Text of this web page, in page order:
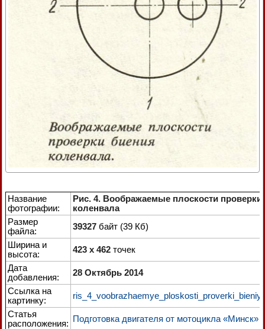
Название
фотографии:
Рис. 4. Воображаемые плоскости проверки
коленвала
Размер
файла:
39327 байт (39 Кб)
Ширина и
высота:
423 x 462 точек
Дата
добавления:
28 Октябрь 2014
Ссылка на
картинку:
Статья
расположения: Подготовка двигателя от мотоцикла «Минск»